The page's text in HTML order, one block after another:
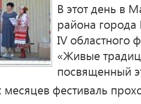
В этот день в
района города
IV областного
«Живые
посвященный
месяцев фестиваль